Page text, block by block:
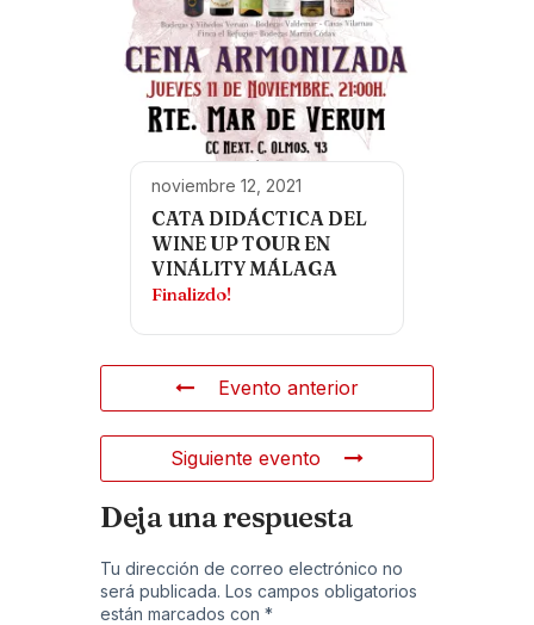
noviembre 12, 2021
CATA DIDÁCTICA DEL
WINE UP TOUR EN
VINÁLITY MÁLAGA
Finalizdo!
Evento anterior
Siguiente evento
Deja una respuesta
Tu dirección de correo electrónico no
será publicada. Los campos obligatorios
están marcados con *